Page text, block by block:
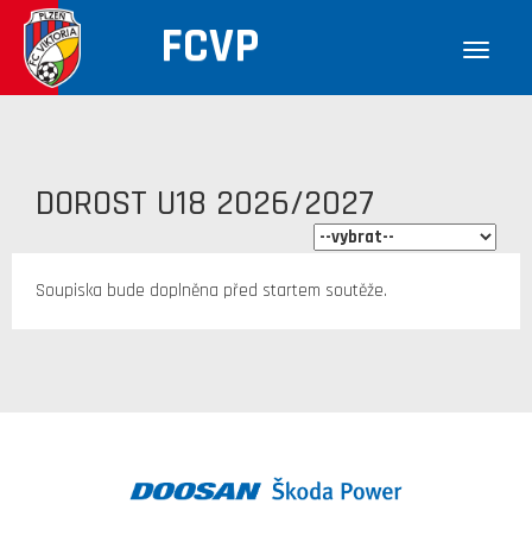
FCVP
DOROST U18 2026/2027
Soupiska bude doplněna před startem soutěže.